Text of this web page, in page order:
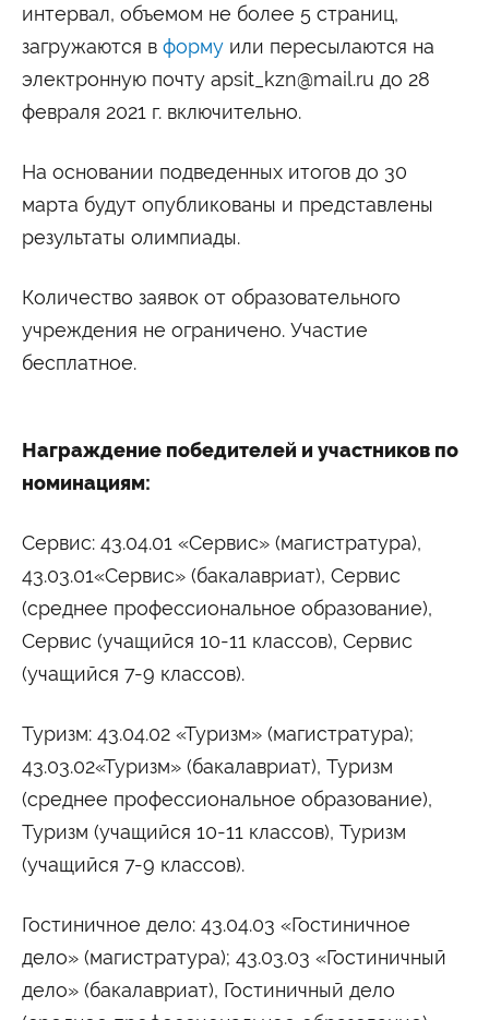
интервал, объемом не более 5 страниц,
загружаются в форму или пересылаются на
электронную почту apsit_kzn@mail.ru до 28
февраля 2021 г. включительно.
На основании подведенных итогов до 30
марта будут опубликованы и представлены
результаты олимпиады.
Количество заявок от образовательного
учреждения не ограничено. Участие
бесплатное.
Награждение победителей и участников по
номинациям:
Сервис: 43.04.01 «Сервис» (магистратура),
43.03.01«Сервис» (бакалавриат), Сервис
(среднее профессиональное образование),
Сервис (учащийся 10-11 классов), Сервис
(учащийся 7-9 классов).
Туризм: 43.04.02 «Туризм» (магистратура);
43.03.02«Туризм» (бакалавриат), Туризм
(среднее профессиональное образование),
Туризм (учащийся 10-11 классов), Туризм
(учащийся 7-9 классов).
Гостиничное дело: 43.04.03 «Гостиничное
дело» (магистратура); 43.03.03 «Гостиничный
дело» (бакалавриат), Гостиничный дело